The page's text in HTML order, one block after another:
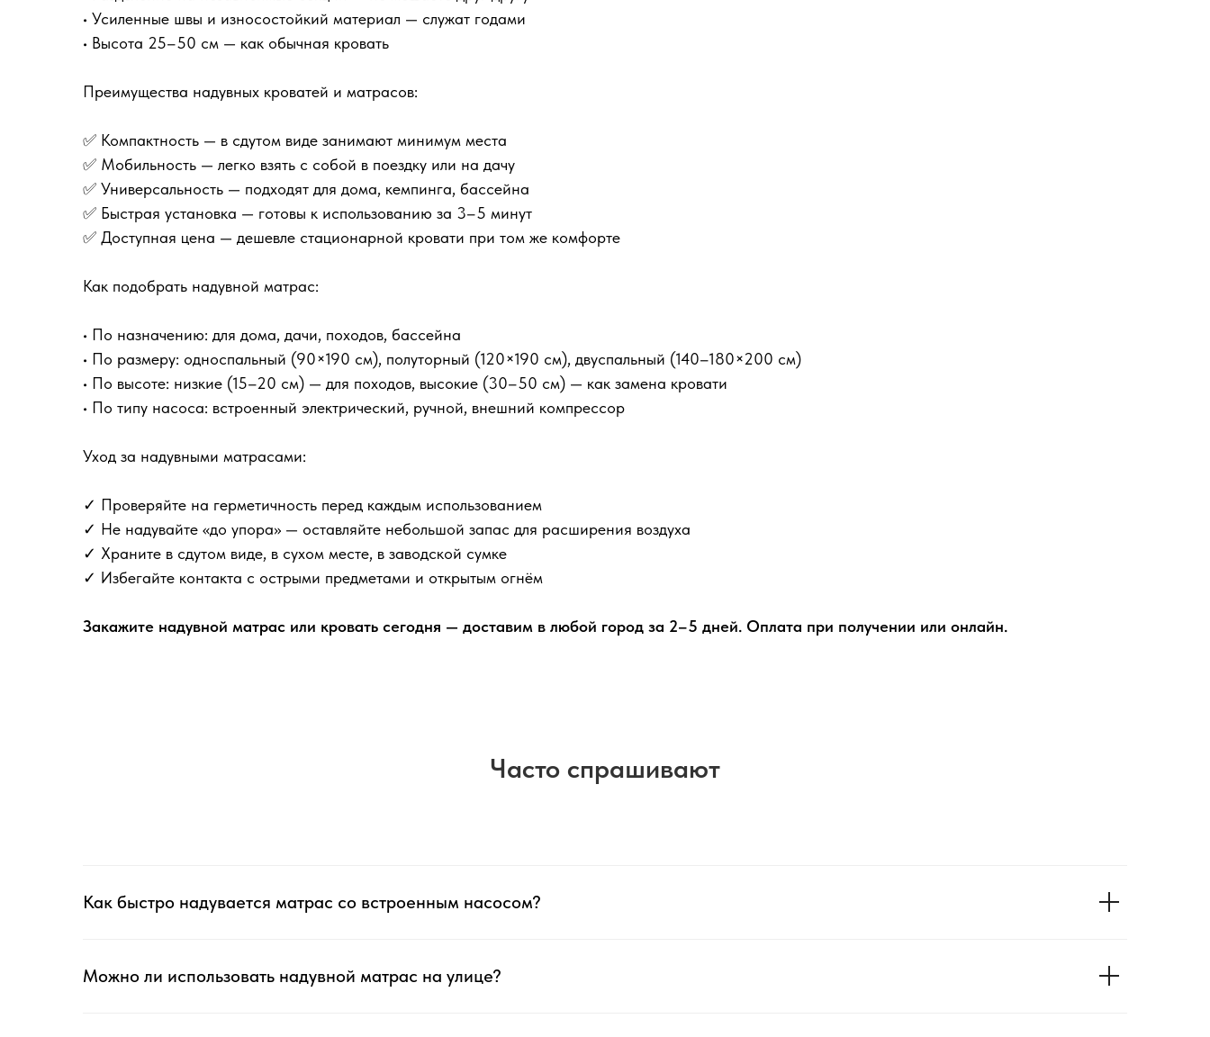
• Усиленные швы и износостойкий материал — служат годами
• Высота 25–50 см — как обычная кровать
Преимущества надувных кроватей и матрасов:
✅ Компактность — в сдутом виде занимают минимум места
✅ Мобильность — легко взять с собой в поездку или на дачу
✅ Универсальность — подходят для дома, кемпинга, бассейна
✅ Быстрая установка — готовы к использованию за 3–5 минут
✅ Доступная цена — дешевле стационарной кровати при том же комфорте
Как подобрать надувной матрас:
• По назначению: для дома, дачи, походов, бассейна
• По размеру: односпальный (90×190 см), полуторный (120×190 см), двуспальный (140–180×200 см)
• По высоте: низкие (15–20 см) — для походов, высокие (30–50 см) — как замена кровати
• По типу насоса: встроенный электрический, ручной, внешний компрессор
Уход за надувными матрасами:
✓ Проверяйте на герметичность перед каждым использованием
✓ Не надувайте «до упора» — оставляйте небольшой запас для расширения воздуха
✓ Храните в сдутом виде, в сухом месте, в заводской сумке
✓ Избегайте контакта с острыми предметами и открытым огнём
Закажите надувной матрас или кровать сегодня — доставим в любой город за 2–5 дней. Оплата при получении или онлайн.
Часто спрашивают
Как быстро надувается матрас со встроенным насосом?
Можно ли использовать надувной матрас на улице?